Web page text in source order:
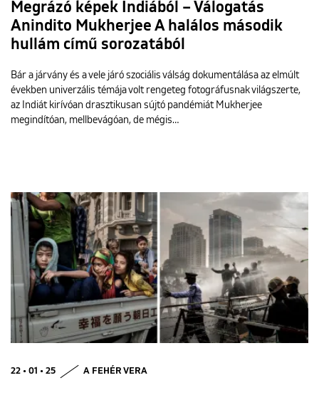
Megrázó képek Indiából – Válogatás
Anindito Mukherjee A halálos második
hullám című sorozatából
Bár a járvány és a vele járó szociális válság dokumentálása az elmúlt
években univerzális témája volt rengeteg fotográfusnak világszerte,
az Indiát kirívóan drasztikusan sújtó pandémiát Mukherjee
megindítóan, mellbevágóan, de mégis…
22 • 01 • 25 A FEHÉR VERA